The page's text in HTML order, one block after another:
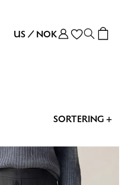
US / NOK
SORTERING +